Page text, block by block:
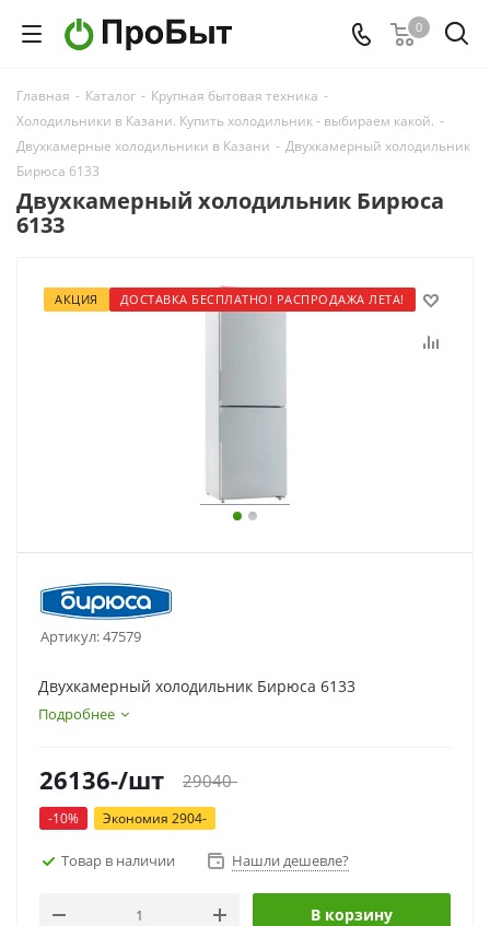
0
Главная - Каталог - Крупная бытовая техника -
Холодильники в Казани. Купить холодильник - выбираем какой. -
Двухкамерные холодильники в Казани - Двухкамерный холодильник
Бирюса 6133
Двухкамерный холодильник Бирюса
6133
АКЦИЯ ДОСТАВКА БЕСПЛАТНО! РАСПРОДАЖА ЛЕТА!
Артикул:47579
Двухкамерный холодильник Бирюса 6133
Подробнее
26136-/шт 29040-
-10% Экономия 2904-
Товар в наличии Нашли дешевле?
В корзину